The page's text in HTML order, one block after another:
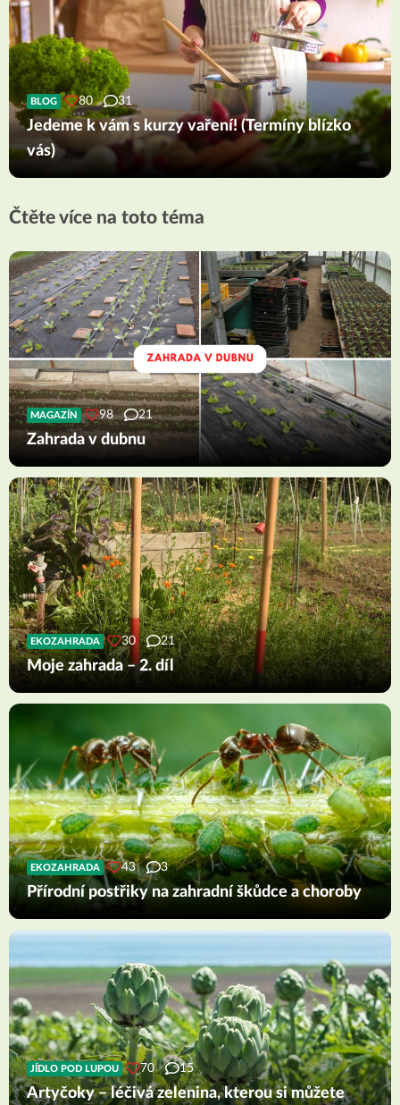
BLOG 80 31
Jedeme k vám s kurzy vaření! (Termíny blízko
vás)
Čtěte více na toto téma
MAGAZÍN 98 21
Zahrada v dubnu
EKOZAHRADA 30 21
Moje zahrada – 2. díl
EKOZAHRADA 43 3
Přírodní postřiky na zahradní škůdce a choroby
JÍDLO POD LUPOU 70 15
Artyčoky – léčivá zelenina, kterou si můžete